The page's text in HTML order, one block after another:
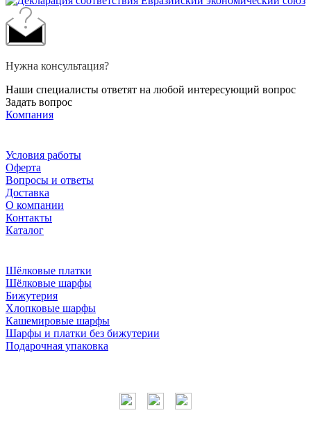
Нужна консультация?
Наши специалисты ответят на любой интересующий вопрос
Задать вопрос
Компания
Условия работы
Оферта
Вопросы и ответы
Доставка
О компании
Контакты
Каталог
Шёлковые платки
Шёлковые шарфы
Бижутерия
Хлопковые шарфы
Кашемировые шарфы
Шарфы и платки без бижутерии
Подарочная упаковка